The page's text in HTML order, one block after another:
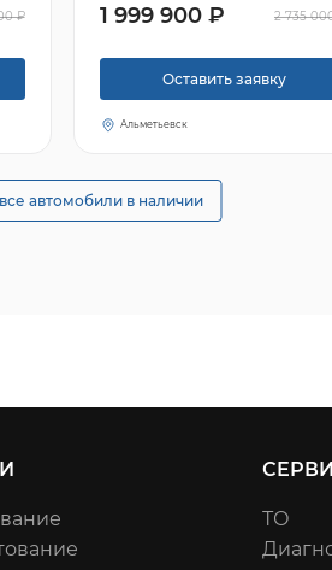
₽ 1 999 900 ₽ 2 735
Оставить заявку
Альметьевск
автомобили в наличии
ТО